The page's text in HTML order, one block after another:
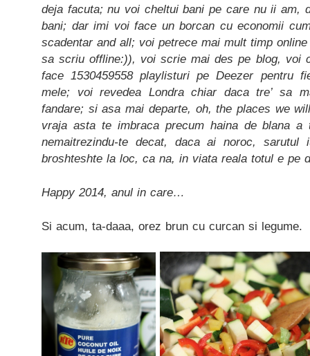
deja facuta; nu voi cheltui bani pe care nu ii am,
bani; dar imi voi face un borcan cu economii
scadentar and all; voi petrece mai mult timp
sa scriu offline:)), voi scrie mai des pe blog, voi
face 1530459558 playlisturi pe Deezer pentru
mele; voi revedea Londra chiar daca tre’ sa
fandare; si asa mai departe, oh, the places we
vraja asta te imbraca precum haina de blana a
nemaitrezindu-te decat, daca ai noroc,
broshteshte la loc, ca na, in viata reala totul e pe
Happy 2014, anul in care…
Si acum, ta-daaa, orez brun cu curcan si legume.